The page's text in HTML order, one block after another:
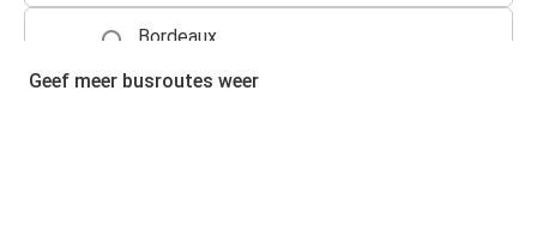
Bordeaux
Geef meer busroutes weer